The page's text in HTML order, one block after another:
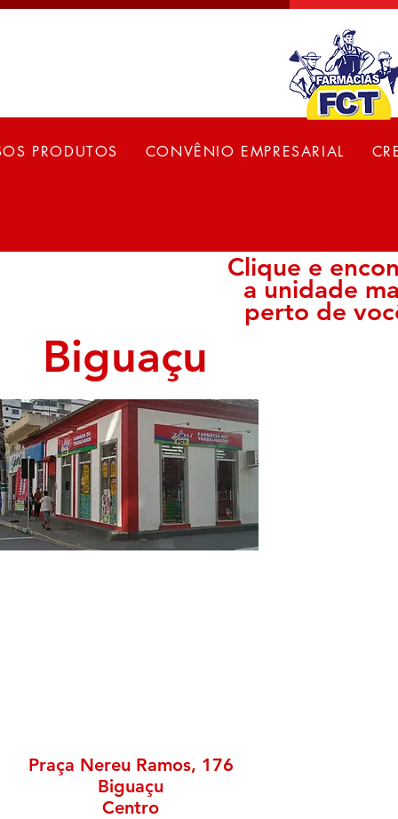
PRODUTOS CONVÊNIO EMPRESARIAL
Clique e
a unidade
perto de
Biguaçu
Praça Nereu Ramos, 176
Biguaçu
Centro